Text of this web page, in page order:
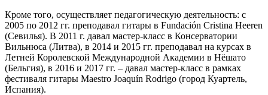
Кроме того, осуществляет педагогическую деятельность: c
2005 по 2012 гг. преподавал гитары в Fundación Cristina Heeren
(Севилья). В 2011 г. давал мастер-класс в Консерватории
Вильнюса (Литва), в 2014 и 2015 гг. преподавал на курсах в
Летней Королевской Международной Академии в Нёшато
(Бельгия), в 2016 и 2017 гг. – давал мастер-класс в рамках
фестиваля гитары Maestro Joaquín Rodrigo (город Куартель,
Испания).